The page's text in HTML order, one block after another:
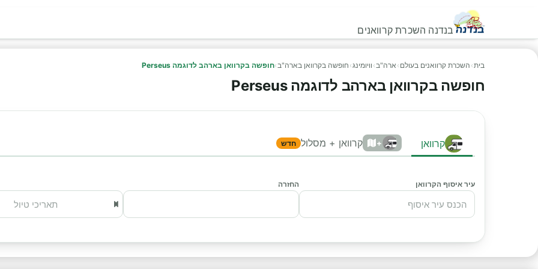
בנדנה השכרת קרוואנים
בית› השכרת קרוואנים בעולם › ארה"ב› וויומינג› חופשה בקרוואן בארה"ב›חופשה בקרוואן בארהב לדוגמה Perseus
חופשה בקרוואן בארהב לדוגמה Perseus
קרוואן + קרוואן + מסלול חדש
עיר איסוף הקרוואן החזרה